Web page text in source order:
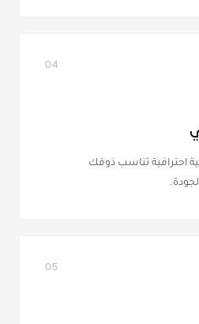
04
احترافية تناسب ذوقك
05